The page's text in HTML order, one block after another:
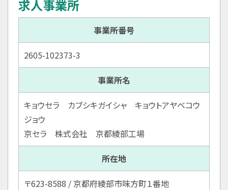
求人事業所
事業所番号
2605-102373-3
事業所名
キョウセラ カブシキガイシャ キョウトアヤベコウ
ジョウ
京セラ 株式会社 京都綾部工場
所在地
〒623-8588 / 京都府綾部市味方町１番地